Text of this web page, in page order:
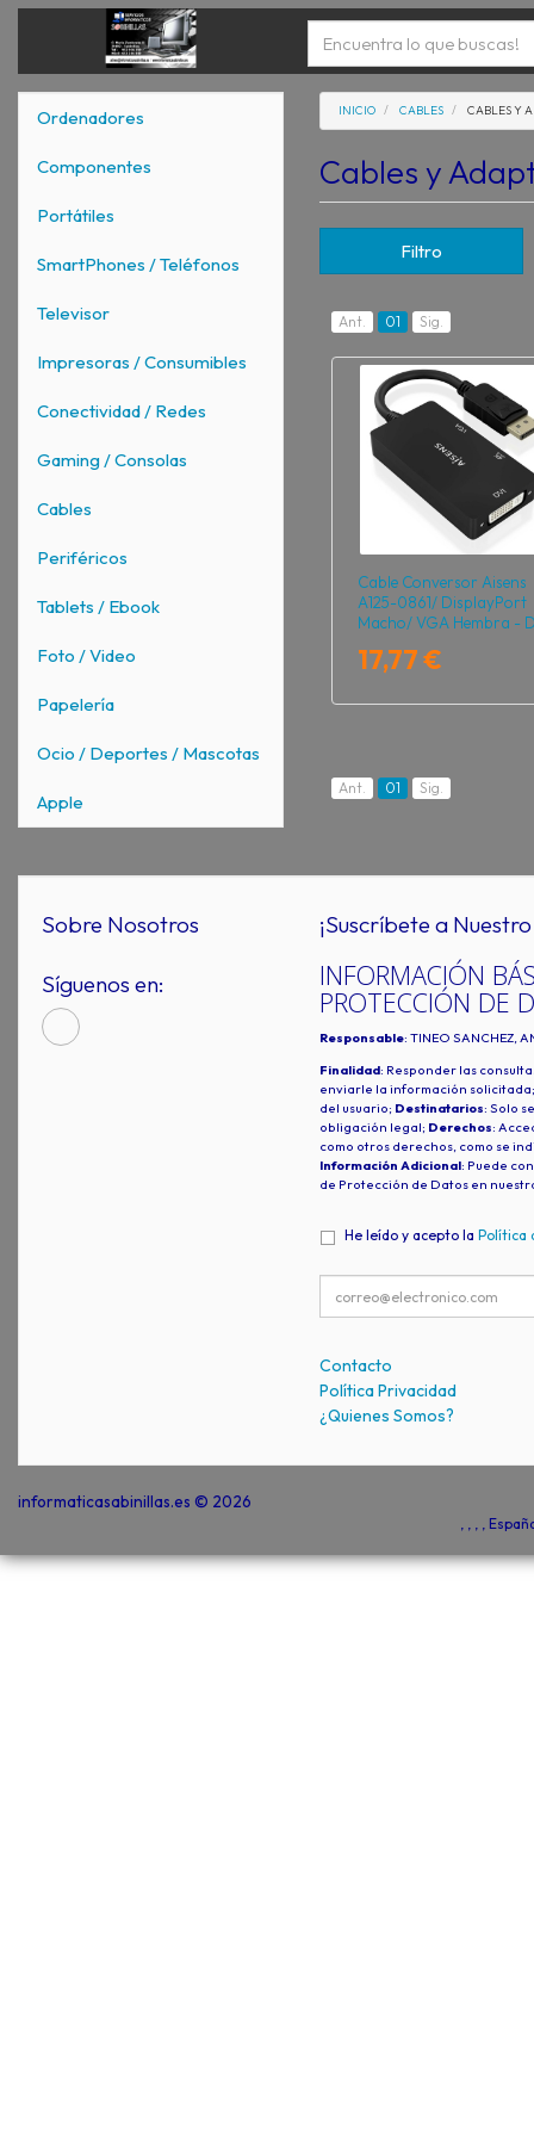
Ordenadores
Componentes
Portátiles
SmartPhones / Teléfonos
Televisor
Impresoras / Consumibles
Conectividad / Redes
Gaming / Consolas
Cables
Periféricos
Tablets / Ebook
Foto / Video
Papelería
Ocio / Deportes / Mascotas
Apple
INICIO CABLES CABLES Y
Cables y
Filtro
Ant. 01 Sig.
Cable Conversor Aisens
A125-0861/ DisplayPort
Macho/ VGA Hembra -
Hembra/ 15cm/ Negro
17,77 €
Ant. 01 Sig.
Sobre Nosotros
Síguenos en:
¡Suscríbete a
INFORMACIÓN
PROTECCIÓN DE
Responsable: TINEO SANCHEZ,
Finalidad: Responder las
enviarle la información
del usuario; Destinatarios: Solo
obligación legal; Derechos:
como otros derechos, como se
Información Adicional: Puede
de Protección de Datos en
He leído y acepto la Política
Contacto
Política Privacidad
¿Quienes Somos?
informaticasabinillas.es © 2026
, , , ,